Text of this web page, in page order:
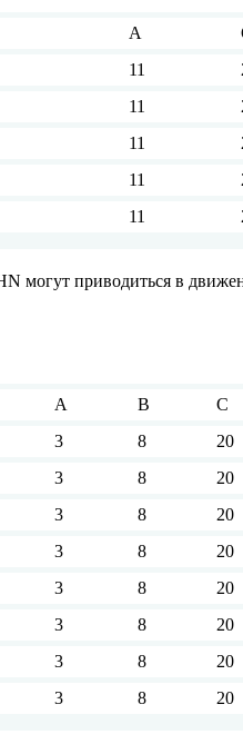
А
11
11
11
11
11
могут приводиться в
A B C
3 8 20
3 8 20
3 8 20
3 8 20
3 8 20
3 8 20
3 8 20
3 8 20